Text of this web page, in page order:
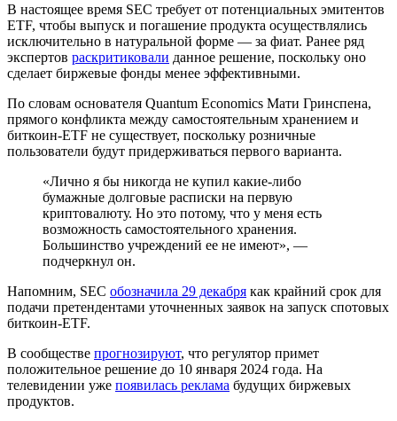
В настоящее время SEC требует от потенциальных эмитентов
ETF, чтобы выпуск и погашение продукта осуществлялись
исключительно в натуральной форме — за фиат. Ранее ряд
экспертов раскритиковали данное решение, поскольку оно
сделает биржевые фонды менее эффективными.
По словам основателя Quantum Economics Мати Гринспена,
прямого конфликта между самостоятельным хранением и
биткоин-ETF не существует, поскольку розничные
пользователи будут придерживаться первого варианта.
«Лично я бы никогда не купил какие-либо
бумажные долговые расписки на первую
криптовалюту. Но это потому, что у меня есть
возможность самостоятельного хранения.
Большинство учреждений ее не имеют», —
подчеркнул он.
Напомним, SEC обозначила 29 декабря как крайний срок для
подачи претендентами уточненных заявок на запуск спотовых
биткоин-ETF.
В сообществе прогнозируют, что регулятор примет
положительное решение до 10 января 2024 года. На
телевидении уже появилась реклама будущих биржевых
продуктов.